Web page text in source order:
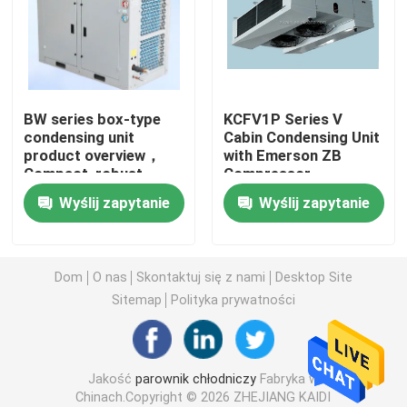
Chłodnica powietrza do chłodni
Sprzęt chłodniczy do chłodni
Agregat skraplający do chłodni
Agregat skraplający chłodzony wodą
Jednostka skraplająca sprężarki
Skraplacz chłodzony wodą
BW series box-type
condensing unit
product overview，
Compact, robust,
robust and
customizable，
Applicable to various
Wyślij zapytanie
KCFV1P Series V
Cabin Condensing Unit
with Emerson ZB
Compressor
Wyślij zapytanie
Dom O nas Skontaktuj się z nami
Desktop Site
Sitemap
Polityka prywatności
Jakość parownik chłodniczyFabryka w
Chinach.Copyright © 2026 ZHEJIANG KAIDI